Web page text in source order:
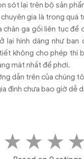
sót lại trên bộ sản
gia là trong quá
chăn ga gối liên tục để
lại hình dáng như ban
không cho phép thì
mát nhất để phơi.
dẫn trên của chúng
đình chưa bao giờ dễ
★ ★ ★ ★